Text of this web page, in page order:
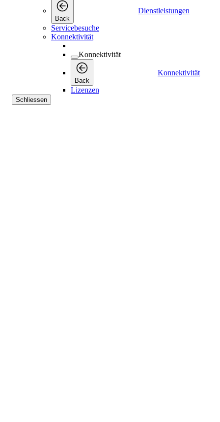
Back
Dienstleistungen
Servicebesuche
Konnektivität
Konnektivität
Back
Konnektivität
Lizenzen
Schliessen